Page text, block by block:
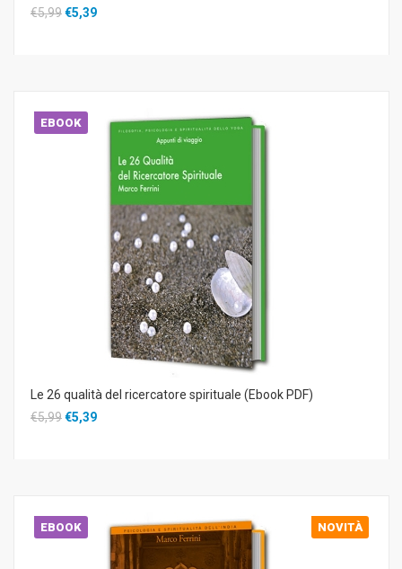
€5,99€5,39
EBOOK
Le 26 qualità del ricercatore spirituale (Ebook PDF)
€5,99€5,39
EBOOK NOVITÀ